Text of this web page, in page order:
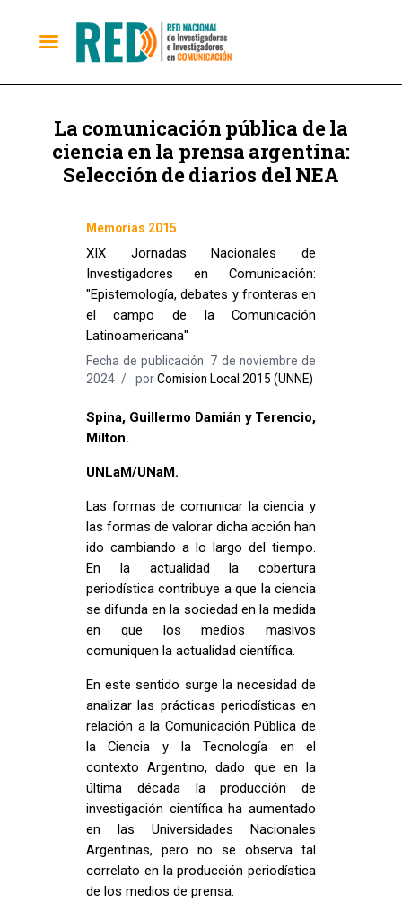
La comunicación pública de la
ciencia en la prensa argentina:
Selección de diarios del NEA
Memorias 2015
XIX Jornadas Nacionales de
Investigadores en Comunicación:
"Epistemología, debates y fronteras en
el campo de la Comunicación
Latinoamericana"
Fecha de publicación: 7 de noviembre de
2024
porComision Local 2015 (UNNE)
Spina, Guillermo Damián y Terencio,
Milton.
UNLaM/UNaM.
Las formas de comunicar la ciencia y
las formas de valorar dicha acción han
ido cambiando a lo largo del tiempo.
En la actualidad la cobertura
periodística contribuye a que la ciencia
se difunda en la sociedad en la medida
en que los medios masivos
comuniquen la actualidad científica.
En este sentido surge la necesidad de
analizar las prácticas periodísticas en
relación a la Comunicación Pública de
la Ciencia y la Tecnología en el
contexto Argentino, dado que en la
última década la producción de
investigación científica ha aumentado
en las Universidades Nacionales
Argentinas, pero no se observa tal
correlato en la producción periodística
de los medios de prensa.